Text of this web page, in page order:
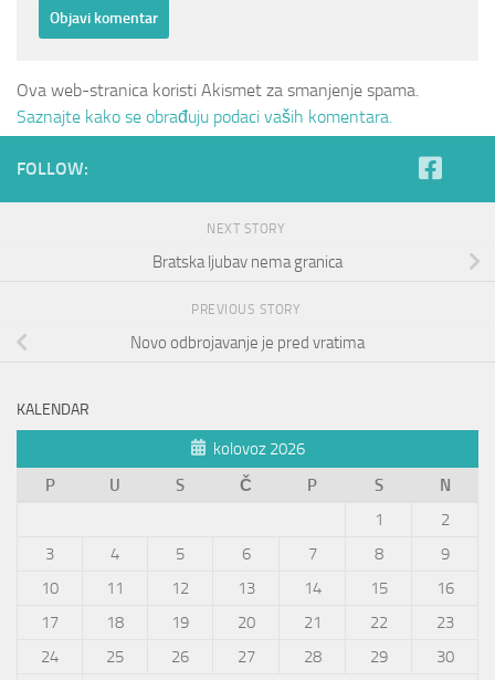
Ova web-stranica koristi Akismet za smanjenje spama.
Saznajte kako se obrađuju podaci vaših komentara.
FOLLOW:
NEXT STORY
Bratska ljubav nema granica
PREVIOUS STORY
Novo odbrojavanje je pred vratima
KALENDAR
kolovoz 2026
P
U S Č P S
N
1
2
3
4 5 6 7 8
9
10
11 12 13 14 15
16
17
18 19 20 21 22
23
24
25 26 27 28 29
30